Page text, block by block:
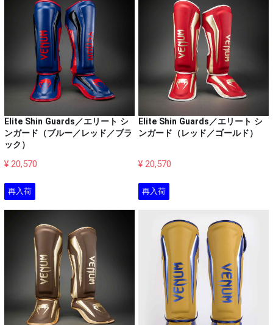
Elite Shin Guards／エリート シ
ンガード（ブルー／レッド／ブラ
ック）
¥ 20,570
Elite Shin Guards／エリート シ
ンガード（レッド／ゴールド）
¥ 20,570
再入荷 再入荷